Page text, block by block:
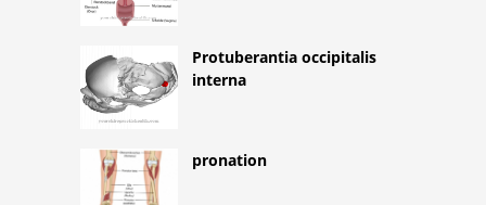
Protuberantia occipitalis
interna
pronation